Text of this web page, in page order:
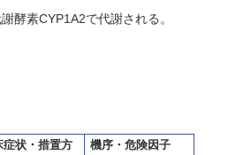
酵素CYP1A2で代謝される。
症状・措置方
機序・危険因子